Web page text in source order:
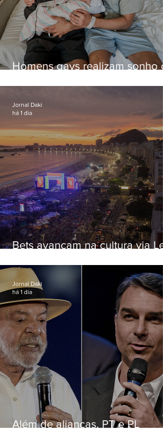
Homens gays realizam sonho
paternidade
Bets avançam na cultura via Lei
artistas
Jornal Daki
há 1 dia
Além de alianças, PT e PL
Jornal Daki
há 1 dia